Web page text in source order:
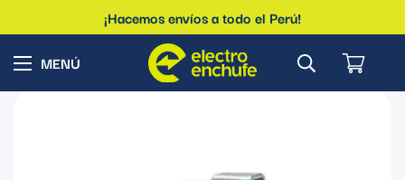
¡Hacemos envíos a todo el Perú!